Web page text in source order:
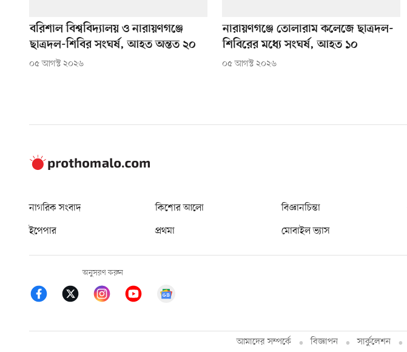
বরিশাল বিশ্ববিদ্যালয় ও নারায়ণগঞ্জে
ছাত্রদল-শিবির সংঘর্ষ, আহত অন্তত ২০
০৫ আগস্ট ২০২৬
নারায়ণগঞ্জে তোলারাম কলেজে ছাত্রদল-
শিবিরের মধ্যে সংঘর্ষ, আহত ১০
০৫ আগস্ট ২০২৬
নাগরিক সংবাদ কিশোর আলো বিজ্ঞানচিন্তা
ইপেপার
প্রথমা মোবাইল ভ্যাস
অনুসরণ করুন
আমাদের সম্পর্কে বিজ্ঞাপন সার্কুলেশন